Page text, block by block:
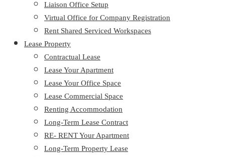
Liaison Office Setup
Virtual Office for Company Registration
Rent Shared Serviced Workspaces
Lease Property
Contractual Lease
Lease Your Apartment
Lease Your Office Space
Lease Commercial Space
Renting Accommodation
Long-Term Lease Contract
RE- RENT Your Apartment
Long-Term Property Lease